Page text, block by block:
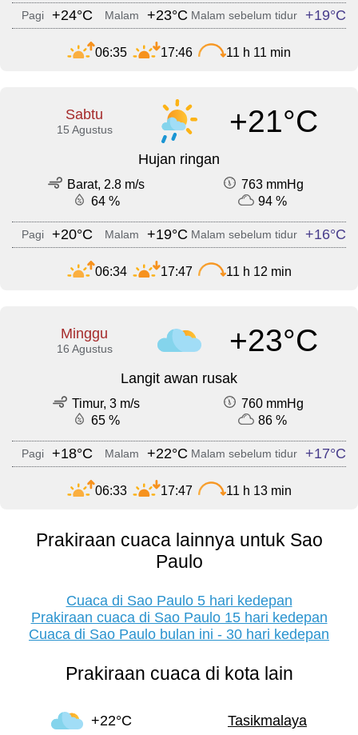
Pagi +24°C Malam +23°C Malam sebelum tidur +19°C
06:35 17:46 11 h 11 min
Sabtu
15 Agustus +21°C
Hujan ringan
Barat, 2.8 m/s
763 mmHg
64 %
94 %
Pagi +20°C Malam +19°C Malam sebelum tidur +16°C
06:34 17:47 11 h 12 min
Minggu
16 Agustus +23°C
Langit awan rusak
Timur, 3 m/s
760 mmHg
65 %
86 %
Pagi +18°C Malam +22°C Malam sebelum tidur +17°C
06:33 17:47 11 h 13 min
Prakiraan cuaca lainnya untuk Sao
Paulo
Cuaca di Sao Paulo 5 hari kedepan
Prakiraan cuaca di Sao Paulo 15 hari kedepan
Cuaca di Sao Paulo bulan ini - 30 hari kedepan
Prakiraan cuaca di kota lain
+22°C
Tasikmalaya